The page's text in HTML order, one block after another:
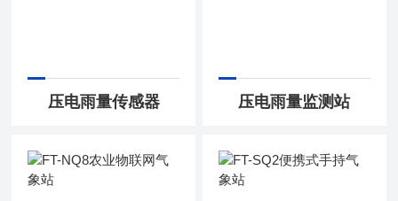
压电雨量传感器 压电雨量监测站